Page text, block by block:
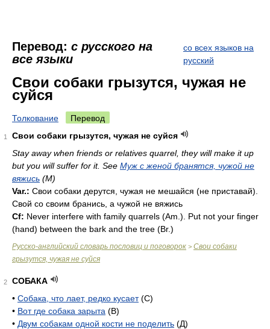
Перевод: с русского на
все языки
со всех языков на
русский
Свои собаки грызутся, чужая не
суйся
Толкование Перевод
1
Свои собаки грызутся, чужая не суйся
Stay away when friends or relatives quarrel, they will make it up
but you will suffer for it. See Муж с женой бранятся, чужой не
вяжись (M)
Var.: Свои собаки дерутся, чужая не мешайся (не приставай).
Свой со своим бранись, а чужой не вяжись
Cf: Never interfere with family quarrels (Am. ). Put not your finger
(hand) between the bark and the tree (Br.)
Русско-английский словарь пословиц и поговорок > Свои собаки
грызутся, чужая не суйся
2
СОБАКА
• Собака, что лает, редко кусает(С)
• Вот где собака зарыта (В)
• Двум собакам одной кости не поделить (Д)